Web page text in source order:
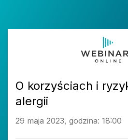
O korzyściach i
alergii
29 maja 2023, godzina: 18:00